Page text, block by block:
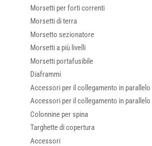
Morsetti per forti correnti
Morsetti di terra
Morsetto sezionatore
Morsetti a più livelli
Morsetti portafusibile
Diaframmi
Accessori per il collegamento in
Accessori per il collegamento in
Colonnine per spina
Targhette di copertura
Accessori